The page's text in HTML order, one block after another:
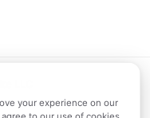
LLC
your experience on our